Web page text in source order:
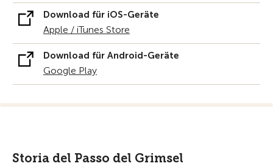
Download für iOS-Geräte
Apple / iTunes Store
Download für Android-Geräte
Google Play
Storia del Passo del Grimsel